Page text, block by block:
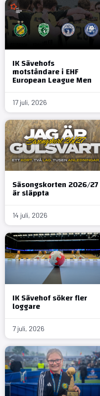
IK Sävehofs
motståndare i EHF
European League Men
17 juli, 2026
Säsongskorten 2026/27
är släppta
14 juli, 2026
IK Sävehof söker fler
loggare
7 juli, 2026